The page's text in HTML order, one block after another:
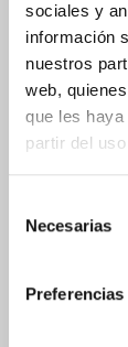
sociales y
información
nuestros
web,
que les
partir del
Necesarias
Preferencias
NESTLÉ